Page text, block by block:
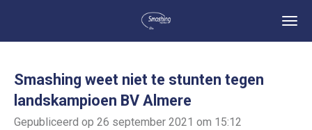
de
hoofdinhoud
Smashing weet niet te stunten tegen
landskampioen BV Almere
Gepubliceerd op 26 september 2021 om 15:12